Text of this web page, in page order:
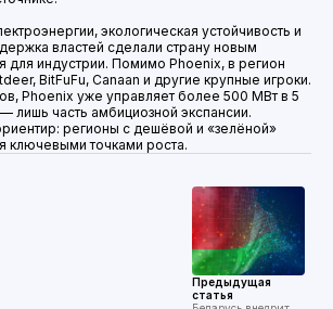
экологическая устойчивость и
властей сделали страну новым
для индустрии. Помимо Phoenix, в регион
BitFuFu, Canaan и другие крупные игроки.
Phoenix уже управляет более 500 МВт в 5
лишь часть амбициозной экспансии.
регионы с дешёвой и «зелёной»
ключевыми точками роста.
Предыдущая
статья